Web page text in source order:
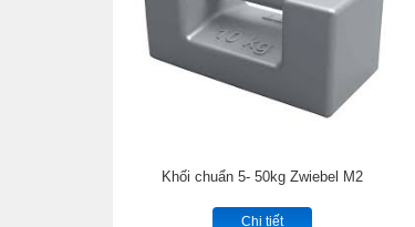
Khối chuẩn 5- 50kg Zwiebel M2
Chi tiết